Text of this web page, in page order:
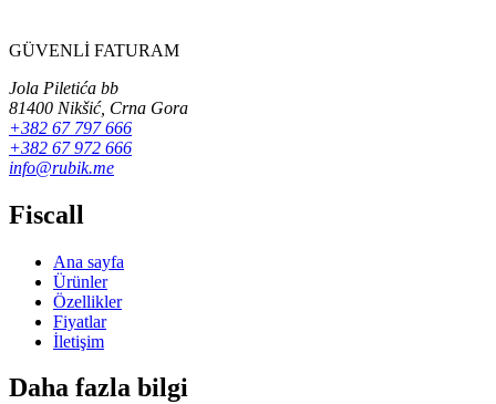
GÜVENLİ FATURAM
Jola Piletića bb
81400 Nikšić, Crna Gora
+382 67 797 666
+382 67 972 666
info@rubik.me
Fiscall
Ana sayfa
Ürünler
Özellikler
Fiyatlar
İletişim
Daha fazla bilgi